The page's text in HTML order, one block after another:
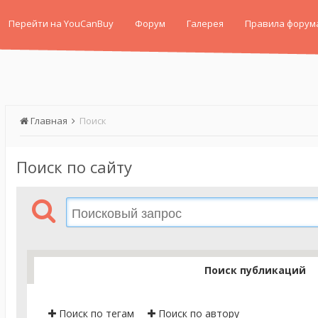
Перейти на YouCanBuy Форум Галерея Правила
Главная Поиск
Поиск по сайту
Поиск публикаций
Поиск по тегам Поиск по автору